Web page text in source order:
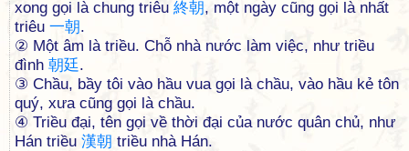
xong gọi là chung triêu 終朝, một ngày cũng gọi là nhất
triêu 一朝.
② Một âm là triều. Chỗ nhà nước làm việc, như triều
đình 朝廷.
③ Chầu, bầy tôi vào hầu vua gọi là chầu, vào hầu kẻ tôn
quý, xưa cũng gọi là chầu.
④ Triều đại, tên gọi về thời đại của nước quân chủ, như
Hán triều 漢朝 triều nhà Hán.